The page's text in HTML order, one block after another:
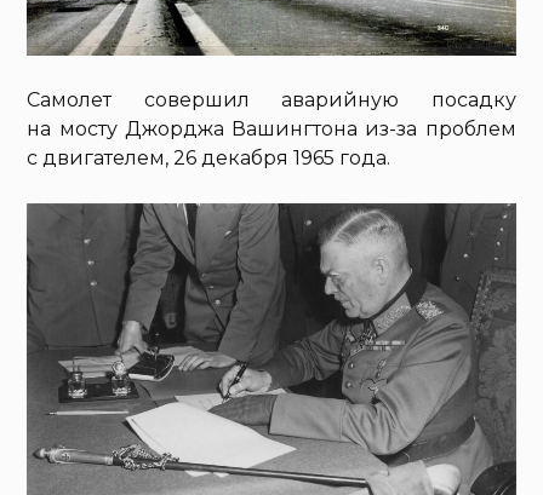
Самолет совершил аварийную посадку
на мосту Джорджа Вашингтона из-за проблем
с двигателем, 26 декабря 1965 года.